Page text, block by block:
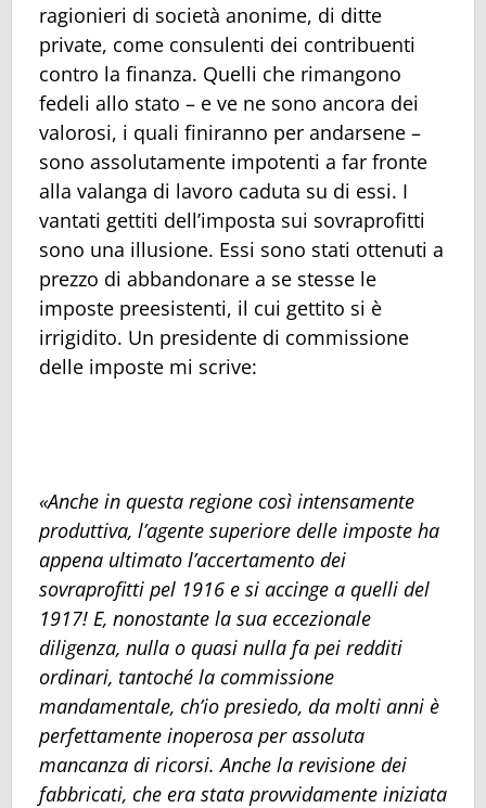
ragionieri di società anonime, di ditte
private, come consulenti dei contribuenti
contro la finanza. Quelli che rimangono
fedeli allo stato – e ve ne sono ancora dei
valorosi, i quali finiranno per andarsene –
sono assolutamente impotenti a far fronte
alla valanga di lavoro caduta su di essi. I
vantati gettiti dell’imposta sui sovraprofitti
sono una illusione. Essi sono stati ottenuti a
prezzo di abbandonare a se stesse le
imposte preesistenti, il cui gettito si è
irrigidito. Un presidente di commissione
delle imposte mi scrive:
«Anche in questa regione così intensamente
produttiva, l’agente superiore delle imposte ha
appena ultimato l’accertamento dei
sovraprofitti pel 1916 e si accinge a quelli del
1917! E, nonostante la sua eccezionale
diligenza, nulla o quasi nulla fa pei redditi
ordinari, tantoché la commissione
mandamentale, ch’io presiedo, da molti anni è
perfettamente inoperosa per assoluta
mancanza di ricorsi. Anche la revisione dei
fabbricati, che era stata provvidamente iniziata